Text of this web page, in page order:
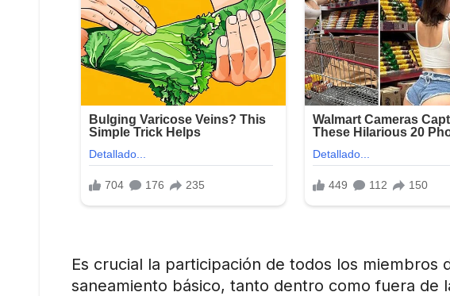
Es crucial la participación de todos los miembros
saneamiento básico, tanto dentro como fuera de